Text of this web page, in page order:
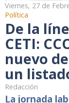
Viernes, 27 de
Política
De la
CETI:
nuevo
un
Redacción
La jornada